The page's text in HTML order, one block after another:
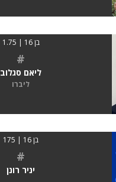
בן 16 | 1.75
#
ליאם סגלוב
ליברו
בן 16 | 175
#
יניר רונן